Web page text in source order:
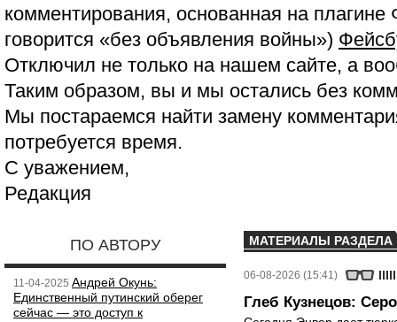
комментирования, основанная на
говорится «без объявления войны»)
Отключил не только на нашем сайте, а
Таким образом, вы и мы остались без
Мы постараемся найти замену
потребуется время.
С уважением,
Редакция
ПО АВТОРУ
11-04-2025 Андрей Окунь:
Единственный путинский оберег
сейчас — это доступ к
МАТЕРИАЛЫ РАЗДЕЛА
06-08-2026 (15:41)
Глеб Кузнецов: